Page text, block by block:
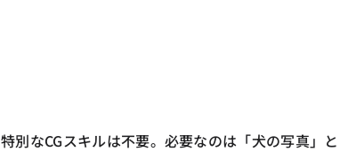
特別なCGスキルは不要。必要なのは「犬の写真」